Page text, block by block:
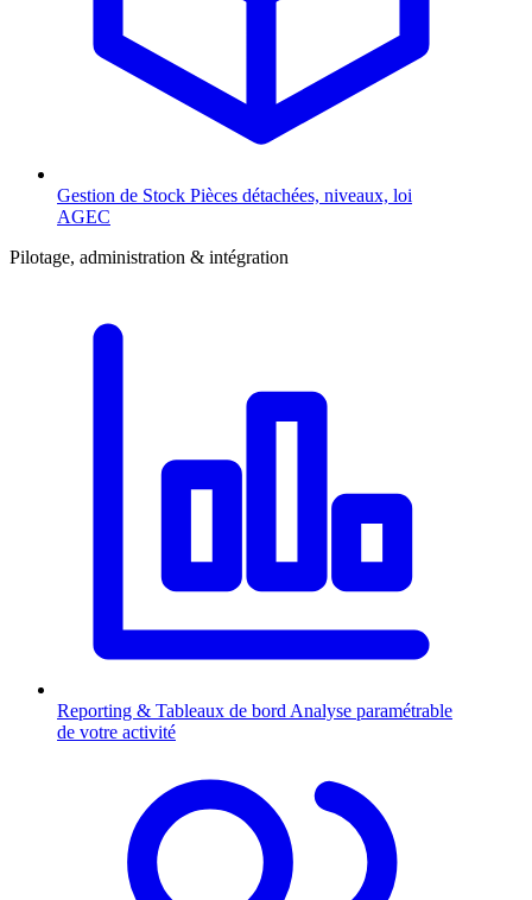
Gestion de Stock Pièces détachées, niveaux, loi
AGEC
Pilotage, administration & intégration
Reporting & Tableaux de bord Analyse paramétrable
de votre activité